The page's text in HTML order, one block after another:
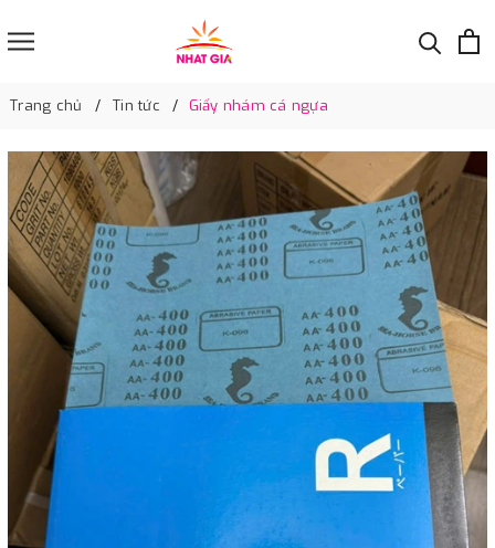
Trang chủ Tin tức Giấy nhám cá ngựa